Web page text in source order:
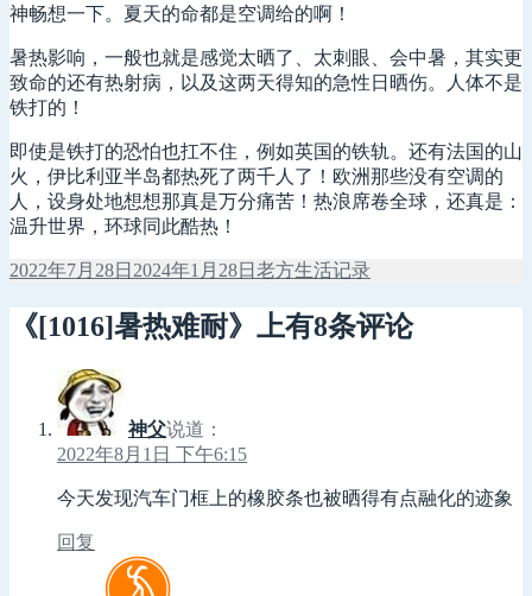
神畅想一下。夏天的命都是空调给的啊！
暑热影响，一般也就是感觉太晒了、太刺眼、会中暑，其实更
致命的还有热射病，以及这两天得知的急性日晒伤。人体不是
铁打的！
即使是铁打的恐怕也扛不住，例如英国的铁轨。还有法国的山
火，伊比利亚半岛都热死了两千人了！欧洲那些没有空调的
人，设身处地想想那真是万分痛苦！热浪席卷全球，还真是：
温升世界，环球同此酷热！
发
于
2022年7月28日 2024年1月28日 作
老方分
生活记录
《[1016]暑热难耐》上有8条评论
神父说道：
2022年8月1日 下午6:15
今天发现汽车门框上的橡胶条也被晒得有点融化的迹象
回复